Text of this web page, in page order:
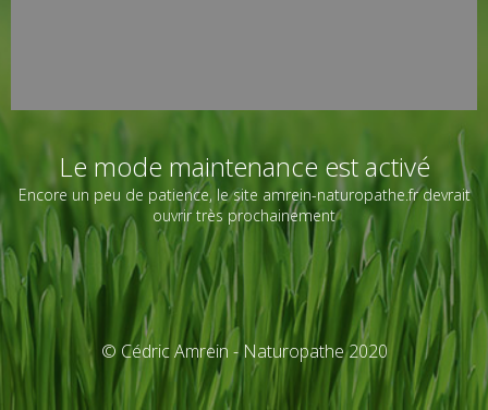
Le mode maintenance est activé
Encore un peu de patience, le site amrein-naturopathe.fr devrait
ouvrir très prochainement
© Cédric Amrein - Naturopathe 2020